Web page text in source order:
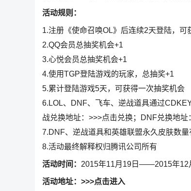
活动规则：
1.注册《使命召唤OL》后连续2天登陆，
2.QQ会员总抽奖机会+1
3.心悦会员总抽奖机会+1
4.使用TGP登陆游戏的玩家，总抽奖+1
5.累计登陆游戏5天，可获得一次抽奖机会
6.LOL、DNF、飞车、逆战道具通过
战兑换地址：>>>点击兑换；DNF兑换地址
7.DNF、逆战道具和英雄联盟永久皮肤数
8.活动最终解释权归腾讯公司所有
活动时间： 2015年11月19日——2015年12
活动地址：>>>点击进入